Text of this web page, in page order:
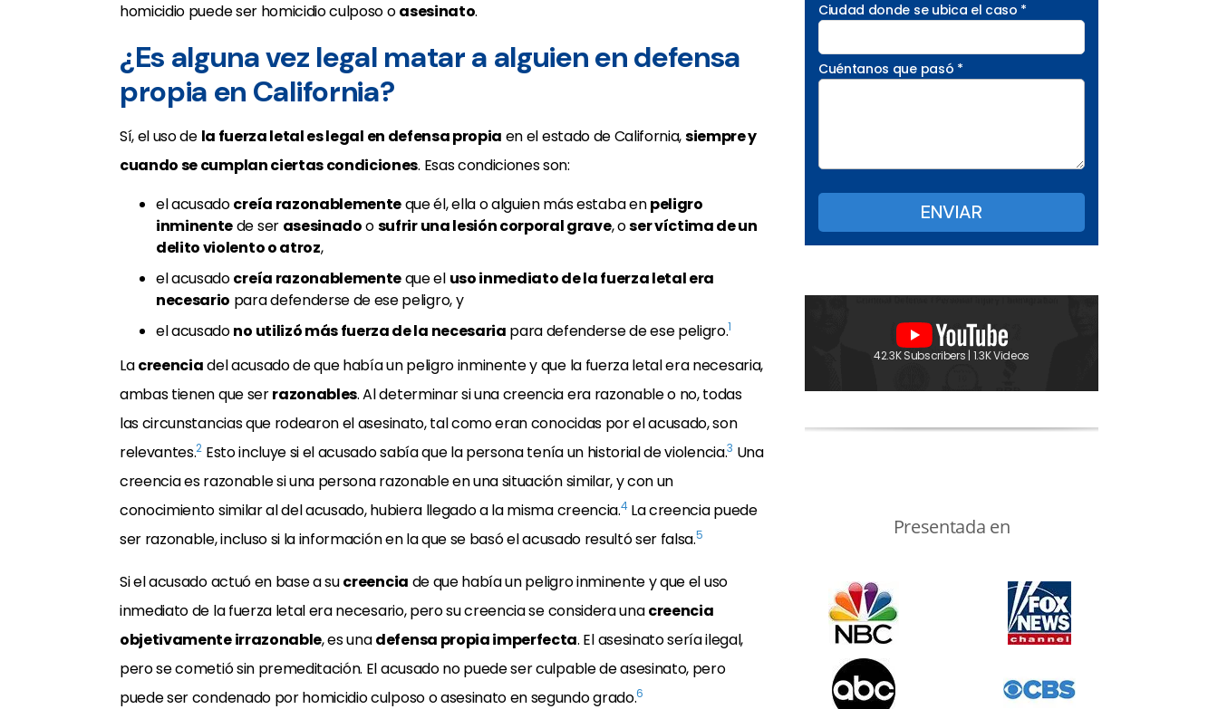
homicidio puede ser homicidio culposo oasesinato.
¿Es alguna vez legal matar a alguien en defensa
propia en California?
Sí, el uso de la fuerza letal es legal en defensa propia en el estado de California,siempre y
cuando se cumplan ciertas condiciones. Esas condiciones son:
el acusadocreía razonablementeque él, ella o alguien más estaba enpeligro
inminentede ser asesinadoosufrir una lesión corporal grave, oser víctima de un
delito violento o atroz,
el acusadocreía razonablementeque el uso inmediato de la fuerza letal era
necesario para defenderse de ese peligro, y
el acusadono utilizó más fuerza de la necesaria para defenderse de ese peligro.1
Lacreenciadel acusado de que había un peligro inminente y que la fuerza letal era necesaria,
ambas tienen que serrazonables. Al determinar si una creencia era razonable o no, todas
las circunstancias que rodearon el asesinato, tal como eran conocidas por el acusado, son
relevantes.2 Esto incluye si el acusado sabía que la persona tenía un historial de violencia.3 Una
creencia es razonable si una persona razonable en una situación similar, y con un
conocimiento similar al del acusado, hubiera llegado a la misma creencia.4La creencia puede
ser razonable, incluso si la información en la que se basó el acusado resultó ser falsa.5
Si el acusado actuó en base a sucreencia de que había un peligro inminente y que el uso
inmediato de la fuerza letal era necesario, pero su creencia se considera unacreencia
objetivamente irrazonable, es unadefensa propia imperfecta. El asesinato sería ilegal,
pero se cometió sin premeditación. El acusado no puede ser culpable de asesinato, pero
puede ser condenado por homicidio culposo o asesinato en segundo grado.6
Ciudad donde se ubica el caso *
Cuéntanos que pasó *
42.3K Subscribers | 1.3K Videos
Presentada en